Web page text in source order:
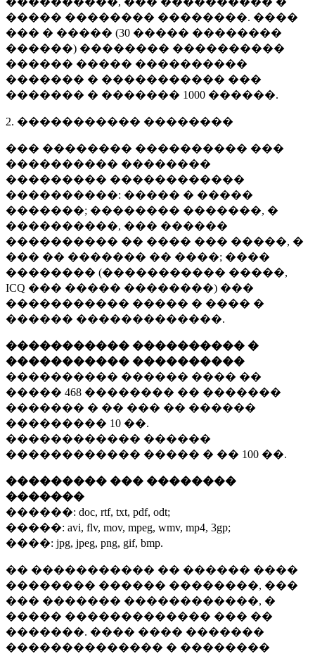
����� �������� ��������. ����
��� � ����� (30 ����� ��������
������) �������� ����������
������ ����� ����������
������� � ����������� ���
������� � ������� 1000 ������.
2. ����������� ��������
��� �������� ���������� ���
���������� ��������
��������� ������������
����������: ����� � �����
�������; �������� �������, �
����������, ��� ������
���������� �� ���� ��� �����, �
��� �� ������� �� ����; ����
�������� (����������� �����,
ICQ ��� ����� ��������) ���
����������� ����� � ���� �
������ �������������.
����������� ���������� �
����������� ����������
���������� ������ ���� ��
����� 468 �������� �� �������
������� � �� ��� �� ������
��������� 10 ��.
������������ ������
������������ ����� � �� 100 ��.
��������� ��� ��������
�������
������: doc, rtf, txt, pdf, odt;
�����: avi, flv, mov, mpeg, wmv, mp4, 3gp;
����: jpg, jpeg, png, gif, bmp.
�� ����������� �� ������ ����
�������� ������ ��������, ���
��� ������� ������������, �
����� ������������� ��� ��
�������. ���� ���� �������
�������������� � ��������